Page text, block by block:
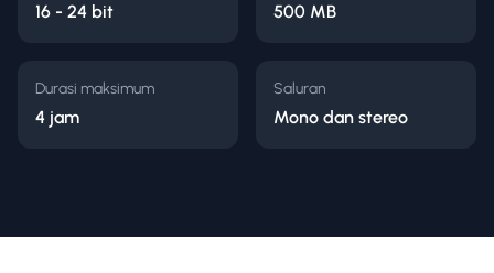
16 - 24 bit 500 MB
Durasi maksimum
4 jam
Saluran
Mono dan stereo